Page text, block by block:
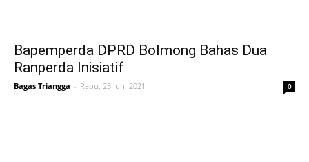
Bapemperda DPRD Bolmong Bahas Dua
Ranperda Inisiatif
Bagas Triangga - Rabu, 23 Juni 2021 0